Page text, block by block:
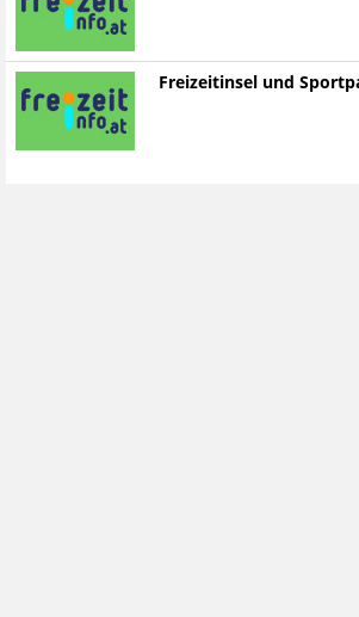
Freizeitinsel und